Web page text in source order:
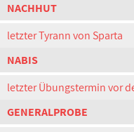
NACHHUT
letzter Tyrann von Sparta
NABIS
letzter Übungstermin vor
GENERALPROBE